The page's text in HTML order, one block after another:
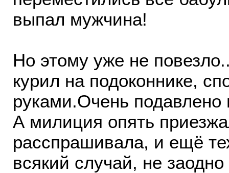
выпал мужчина!
Но этому уже не
курил на подоконнике,
руками.Очень подавлено
А милиция опять
расспрашивала, и ещё
всякий случай, не